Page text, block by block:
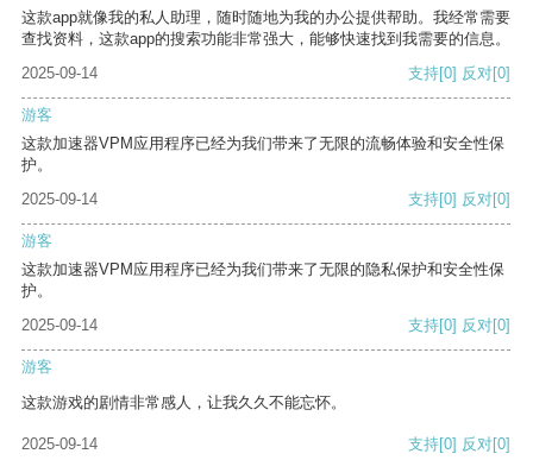
这款app就像我的私人助理，随时随地为我的办公提供帮助。我经常需要
查找资料，这款app的搜索功能非常强大，能够快速找到我需要的信息。
2025-09-14
支持[0] 反对[0]
游客
这款加速器VPM应用程序已经为我们带来了无限的流畅体验和安全性保
护。
2025-09-14
支持[0] 反对[0]
游客
这款加速器VPM应用程序已经为我们带来了无限的隐私保护和安全性保
护。
2025-09-14
支持[0] 反对[0]
游客
这款游戏的剧情非常感人，让我久久不能忘怀。
2025-09-14 支持[0] 反对[0]